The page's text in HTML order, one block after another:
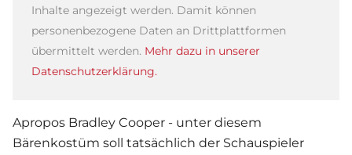
Inhalte angezeigt werden. Damit können
personenbezogene Daten an Drittplattformen
übermittelt werden. Mehr dazu in unserer
Datenschutzerklärung.
Apropos Bradley Cooper - unter diesem
Bärenkostüm soll tatsächlich der Schauspieler